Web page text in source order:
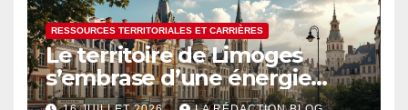
RESSOURCES TERRITORIALES ET CARRIÈRES
Le territoire de Limoges
s’embrase d’une énergie
créative renouvelée